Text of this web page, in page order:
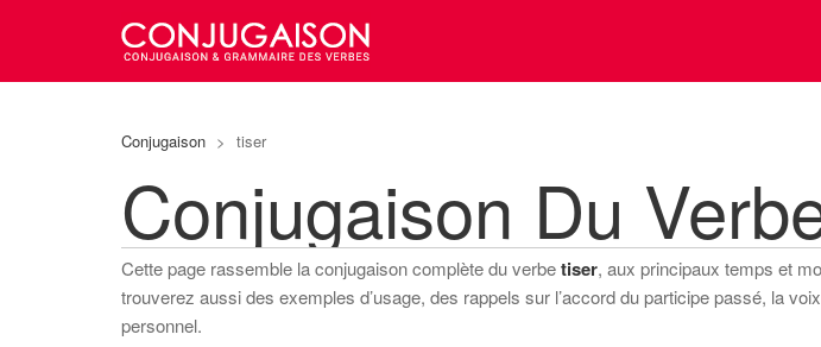
Conjugaison > tiser
Conjugaison Du
Cette page rassemble la conjugaison complète du verbetiser, aux principaux temps et
trouverez aussi des exemples d’usage, des rappels sur l’accord du participe passé, la
personnel.